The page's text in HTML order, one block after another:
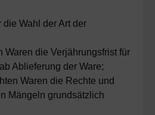
die Wahl der Art der
Waren die Verjährungsfrist für
Ablieferung der Ware;
Waren die Rechte und
Mängeln grundsätzlich